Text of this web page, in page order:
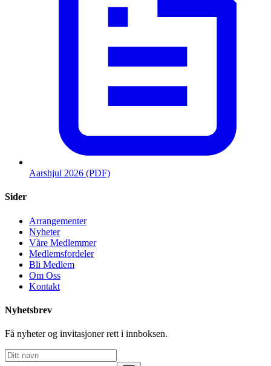
Aarshjul 2026 (PDF)
Sider
Arrangementer
Nyheter
Våre Medlemmer
Medlemsfordeler
Bli Medlem
Om Oss
Kontakt
Nyhetsbrev
Få nyheter og invitasjoner rett i innboksen.